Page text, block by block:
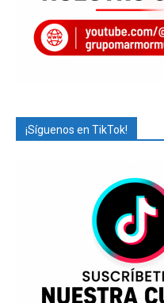
¡Síguenos en TikTok!